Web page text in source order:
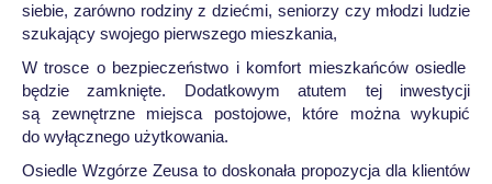
siebie, zarówno rodziny z dziećmi, seniorzy czy młodzi ludzie
szukający swojego pierwszego mieszkania,
W trosce o bezpieczeństwo i komfort mieszkańców osiedle
będzie zamknięte. Dodatkowym atutem tej inwestycji
są zewnętrzne miejsca postojowe, które można wykupić
do wyłącznego użytkowania.
Osiedle Wzgórze Zeusa to doskonała propozycja dla klientów